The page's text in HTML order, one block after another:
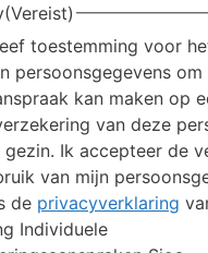
(Vereist)
toestemming voor
persoonsgegevens
kan maken op
van deze
Ik accepteer de
van mijn
de privacyverklaring
Individuele